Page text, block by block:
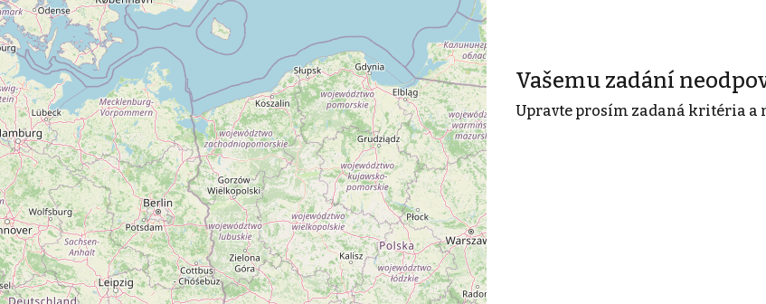
Vašemu zadání
Upravte prosím zadaná kritéria a